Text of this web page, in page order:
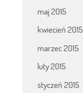
maj 2015
kwiecień 2015
marzec 2015
luty 2015
styczeń 2015